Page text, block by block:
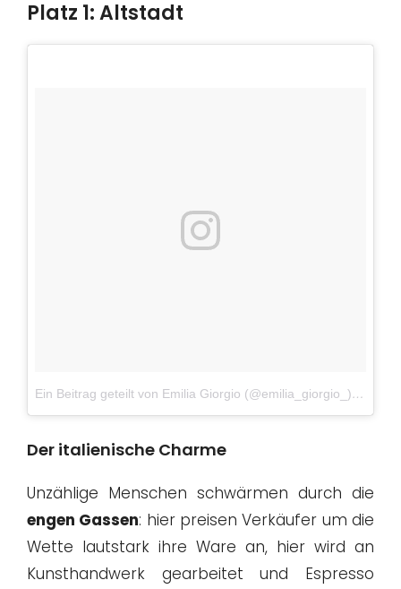
Platz 1: Altstadt
Ein Beitrag geteilt von Emilia Giorgio (@emilia_giorgio_)
am
Der italienische Charme
Unzählige Menschen schwärmen durch die
engen Gassen: hier preisen Verkäufer um die
Wette lautstark ihre Ware an, hier wird an
Kunsthandwerk gearbeitet und Espresso